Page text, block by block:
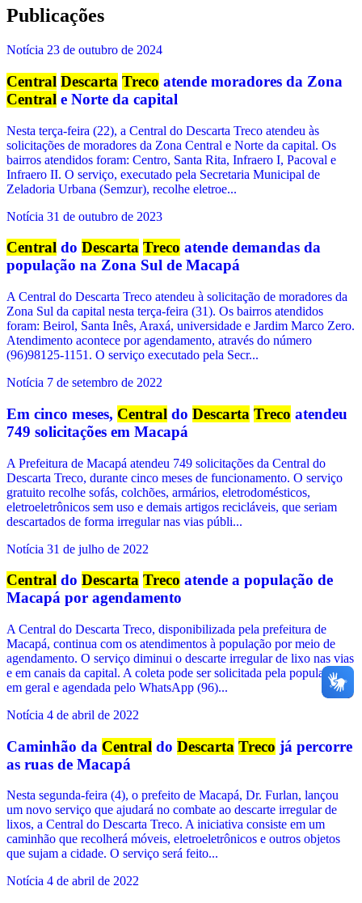
Publicações
Notícia 23 de outubro de 2024
Central Descarta Treco atende moradores da Zona
Central e Norte da capital
Nesta terça-feira (22), a Central do Descarta Treco atendeu às
solicitações de moradores da Zona Central e Norte da capital. Os
bairros atendidos foram: Centro, Santa Rita, Infraero I, Pacoval e
Infraero II. O serviço, executado pela Secretaria Municipal de
Zeladoria Urbana (Semzur), recolhe eletroe...
Notícia 31 de outubro de 2023
Central do Descarta Treco atende demandas da
população na Zona Sul de Macapá
A Central do Descarta Treco atendeu à solicitação de moradores da
Zona Sul da capital nesta terça-feira (31). Os bairros atendidos
foram: Beirol, Santa Inês, Araxá, universidade e Jardim Marco Zero.
Atendimento acontece por agendamento, através do número
(96)98125-1151. O serviço executado pela Secr...
Notícia 7 de setembro de 2022
Em cinco meses, Central do Descarta Treco atendeu
749 solicitações em Macapá
A Prefeitura de Macapá atendeu 749 solicitações da Central do
Descarta Treco, durante cinco meses de funcionamento. O serviço
gratuito recolhe sofás, colchões, armários, eletrodomésticos,
eletroeletrônicos sem uso e demais artigos recicláveis, que seriam
descartados de forma irregular nas vias públi...
Notícia 31 de julho de 2022
Central do Descarta Treco atende a população de
Macapá por agendamento
A Central do Descarta Treco, disponibilizada pela prefeitura de
Macapá, continua com os atendimentos à população por meio de
agendamento. O serviço diminui o descarte irregular de lixo nas vias
e em canais da capital. A coleta pode ser solicitada pela população
em geral e agendada pelo WhatsApp (96)...
Notícia 4 de abril de 2022
Caminhão da Central do Descarta Treco já percorre
as ruas de Macapá
Nesta segunda-feira (4), o prefeito de Macapá, Dr. Furlan, lançou
um novo serviço que ajudará no combate ao descarte irregular de
lixos, a Central do Descarta Treco. A iniciativa consiste em um
caminhão que recolherá móveis, eletroeletrônicos e outros objetos
que sujam a cidade. O serviço será feito...
Notícia 4 de abril de 2022